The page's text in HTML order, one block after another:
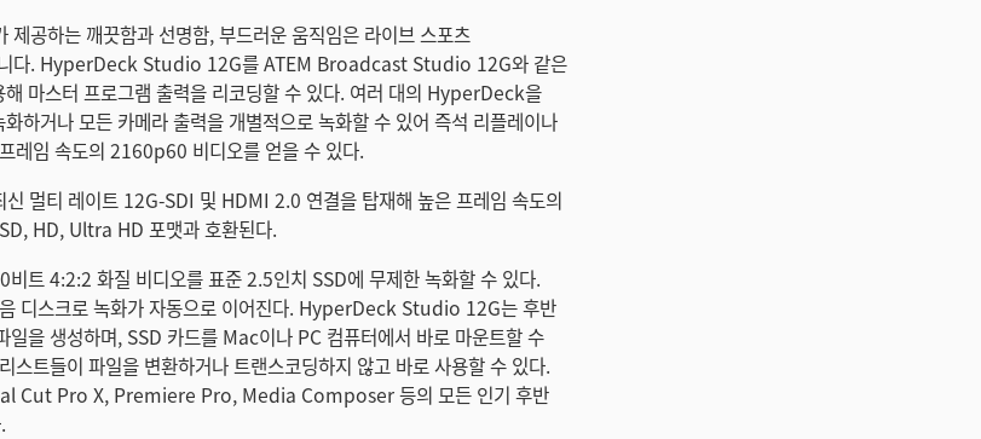
공하는 깨끗함과 선명함, 부드러운 움직임은 라이브 스포츠
니다. HyperDeck Studio 12G를 ATEM Broadcast Studio 12G와 같은
해 마스터 프로그램 출력을 리코딩할 수 있다. 여러 대의 HyperDeck을
하거나 모든 카메라 출력을 개별적으로 녹화할 수 있어 즉석 리플레이나
레임 속도의 2160p60 비디오를 얻을 수 있다.
멀티 레이트 12G-SDI 및 HDMI 2.0 연결을 탑재해 높은 프레임 속도의
HD, Ultra HD 포맷과 호환된다.
트 4:2:2 화질 비디오를 표준 2.5인치 SSD에 무제한 녹화할 수 있다.
디스크로 녹화가 자동으로 이어진다. HyperDeck Studio 12G는 후반
일을 생성하며, SSD 카드를 Mac이나 PC 컴퓨터에서 바로 마운트할 수
스트들이 파일을 변환하거나 트랜스코딩하지 않고 바로 사용할 수 있다.
Cut Pro X, Premiere Pro, Media Composer 등의 모든 인기 후반